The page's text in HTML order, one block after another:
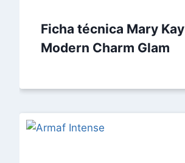
Ficha técnica Mary Kay
Modern Charm Glam